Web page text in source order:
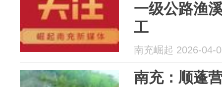
一级公路渔
工
南充崛起 2026-04-
南充：顺蓬